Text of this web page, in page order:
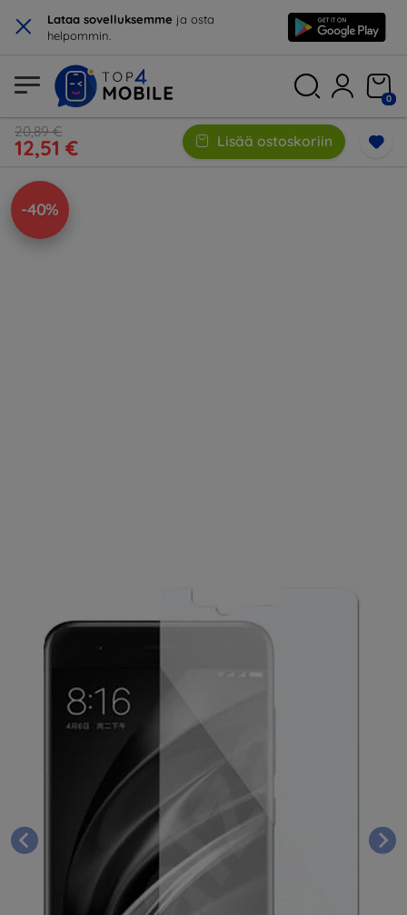
× Lataa sovelluksemme ja osta
helpommin.
0
20,89 €
12,51 € Lisää ostoskoriin
-40%